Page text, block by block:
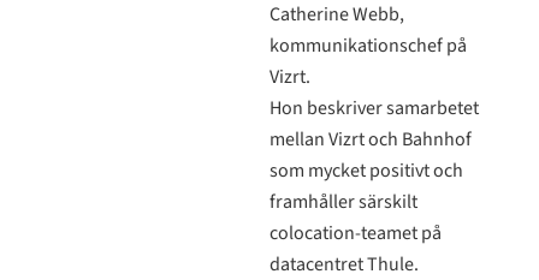
Catherine Webb,
kommunikationschef på
Vizrt.
Hon beskriver samarbetet
mellan Vizrt och Bahnhof
som mycket positivt och
framhåller särskilt
colocation-teamet på
datacentret Thule.